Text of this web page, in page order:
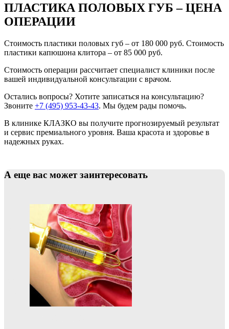
ПЛАСТИКА ПОЛОВЫХ ГУБ – ЦЕНА
ОПЕРАЦИИ
Стоимость пластики половых губ – от 180 000 руб. Стоимость
пластики капюшона клитора – от 85 000 руб.
Стоимость операции рассчитает специалист клиники после
вашей индивидуальной консультации с врачом.
Остались вопросы? Хотите записаться на консультацию?
Звоните +7 (495) 953-43-43. Мы будем рады помочь.
В клинике КЛАЗКО вы получите прогнозируемый результат
и сервис премиального уровня. Ваша красота и здоровье в
надежных руках.
А еще вас может заинтересовать